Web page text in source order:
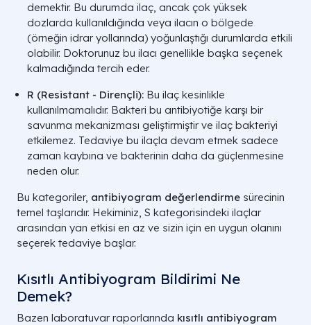
demektir. Bu durumda ilaç, ancak çok yüksek
dozlarda kullanıldığında veya ilacın o bölgede
(örneğin idrar yollarında) yoğunlaştığı durumlarda etkili
olabilir. Doktorunuz bu ilacı genellikle başka seçenek
kalmadığında tercih eder.
R (Resistant - Dirençli): Bu ilaç kesinlikle
kullanılmamalıdır. Bakteri bu antibiyotiğe karşı bir
savunma mekanizması geliştirmiştir ve ilaç bakteriyi
etkilemez. Tedaviye bu ilaçla devam etmek sadece
zaman kaybına ve bakterinin daha da güçlenmesine
neden olur.
Bu kategoriler, antibiyogram değerlendirme sürecinin
temel taşlarıdır. Hekiminiz, S kategorisindeki ilaçlar
arasından yan etkisi en az ve sizin için en uygun olanını
seçerek tedaviye başlar.
Kısıtlı Antibiyogram Bildirimi Ne
Demek?
Bazen laboratuvar raporlarında kısıtlı antibiyogram